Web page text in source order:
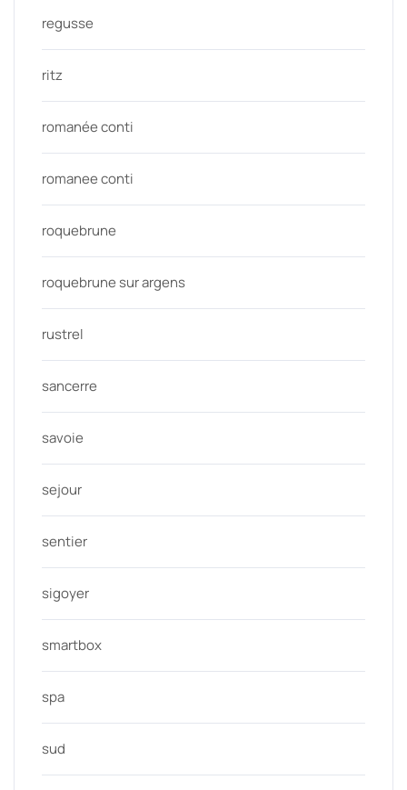
regusse
ritz
romanée conti
romanee conti
roquebrune
roquebrune sur argens
rustrel
sancerre
savoie
sejour
sentier
sigoyer
smartbox
spa
sud